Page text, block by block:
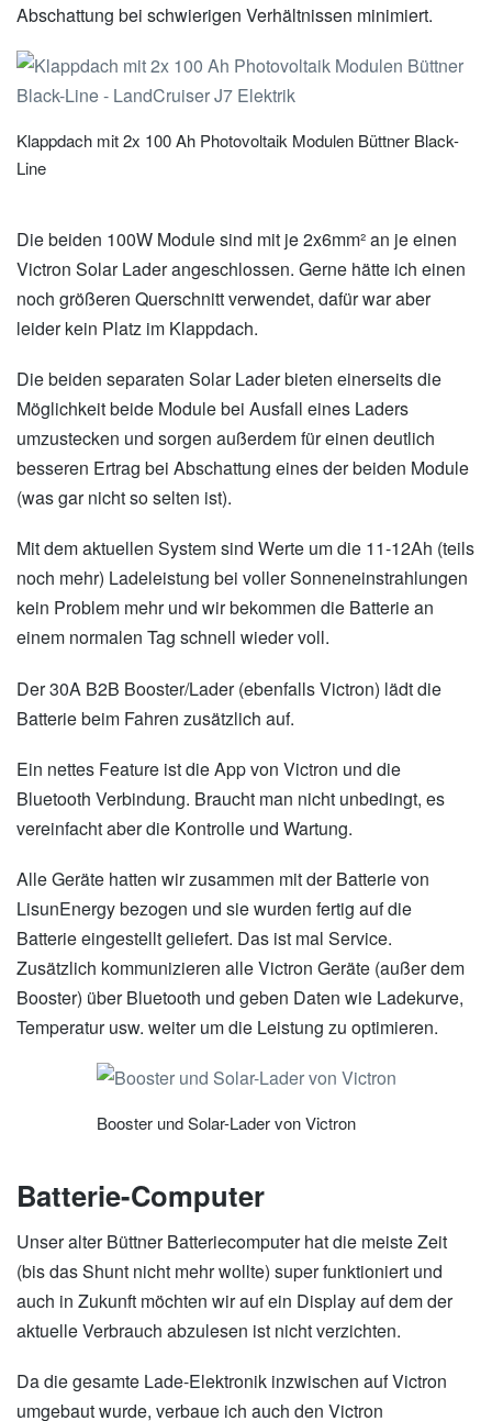
Abschattung bei schwierigen Verhältnissen minimiert.
Klappdach mit 2x 100 Ah Photovoltaik Modulen Büttner Black-
Line
Die beiden 100W Module sind mit je 2x6mm² an je einen
Victron Solar Lader angeschlossen. Gerne hätte ich einen
noch größeren Querschnitt verwendet, dafür war aber
leider kein Platz im Klappdach.
Die beiden separaten Solar Lader bieten einerseits die
Möglichkeit beide Module bei Ausfall eines Laders
umzustecken und sorgen außerdem für einen deutlich
besseren Ertrag bei Abschattung eines der beiden Module
(was gar nicht so selten ist).
Mit dem aktuellen System sind Werte um die 11-12Ah (teils
noch mehr) Ladeleistung bei voller Sonneneinstrahlungen
kein Problem mehr und wir bekommen die Batterie an
einem normalen Tag schnell wieder voll.
Der 30A B2B Booster/Lader (ebenfalls Victron) lädt die
Batterie beim Fahren zusätzlich auf.
Ein nettes Feature ist die App von Victron und die
Bluetooth Verbindung. Braucht man nicht unbedingt, es
vereinfacht aber die Kontrolle und Wartung.
Alle Geräte hatten wir zusammen mit der Batterie von
LisunEnergy bezogen und sie wurden fertig auf die
Batterie eingestellt geliefert. Das ist mal Service.
Zusätzlich kommunizieren alle Victron Geräte (außer dem
Booster) über Bluetooth und geben Daten wie Ladekurve,
Temperatur usw. weiter um die Leistung zu optimieren.
Booster und Solar-Lader von Victron
Batterie-Computer
Unser alter Büttner Batteriecomputer hat die meiste Zeit
(bis das Shunt nicht mehr wollte) super funktioniert und
auch in Zukunft möchten wir auf ein Display auf dem der
aktuelle Verbrauch abzulesen ist nicht verzichten.
Da die gesamte Lade-Elektronik inzwischen auf Victron
umgebaut wurde, verbaue ich auch den Victron